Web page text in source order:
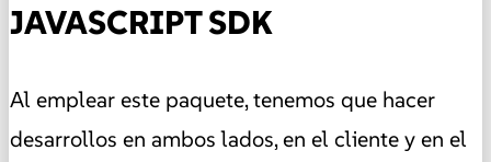
JAVASCRIPT SDK
Al emplear este paquete, tenemos que hacer
desarrollos en ambos lados, en el cliente y en el